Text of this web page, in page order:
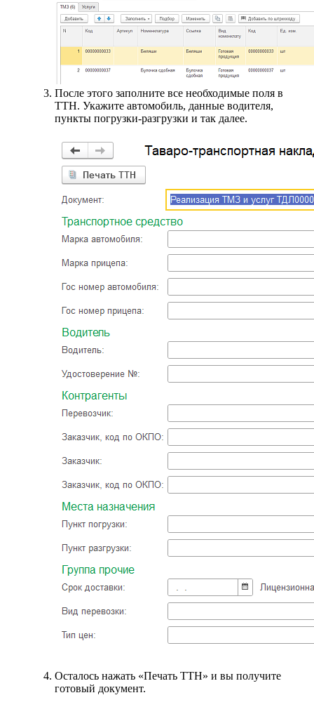
После этого заполните все необходимые поля в
ТТН. Укажите автомобиль, данные водителя,
пункты погрузки-разгрузки и так далее.
Осталось нажать «Печать ТТН» и вы получите
готовый документ.